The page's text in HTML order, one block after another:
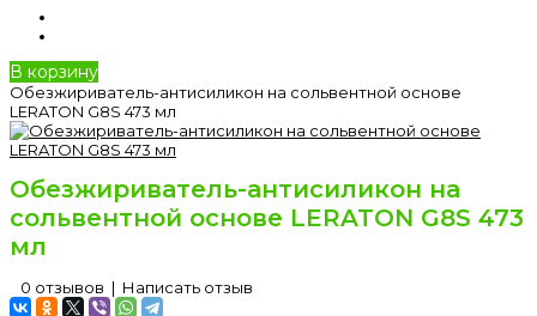
В корзину
Обезжириватель-антисиликон на сольвентной основе
LERATON G8S 473 мл
Обезжириватель-антисиликон на
сольвентной основе LERATON G8S 473
мл
0 отзывов | Написать отзыв